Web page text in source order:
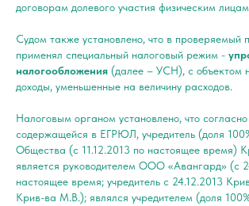
договорам долевого участия физическим
Судом также установлено, что в проверяемый
применял специальный налоговый режим -
налогообложения (далее – УСН), с объектом
доходы, уменьшенные на величину расходов.
Налоговым органом установлено, что
содержащейся в ЕГРЮЛ, учредитель (доля
Общества (с 11.12.2013 по настоящее время)
является руководителем ООО «Авангард» (с
настоящее время; учредитель с 24.12.2013
Крив-ва М.В.); являлся учредителем (доля